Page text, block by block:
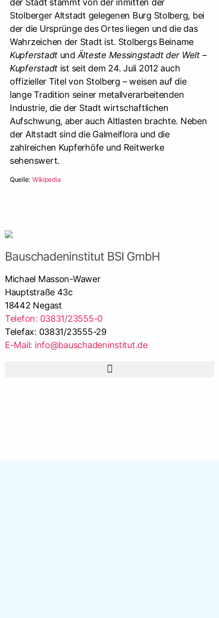
der Stadt stammt von der inmitten der
Stolberger Altstadt gelegenen Burg Stolberg, bei
der die Ursprünge des Ortes liegen und die das
Wahrzeichen der Stadt ist. Stolbergs Beiname
Kupferstadt und Älteste Messingstadt der Welt–
Kupferstadt ist seit dem 24. Juli 2012 auch
offizieller Titel von Stolberg – weisen auf die
lange Tradition seiner metallverarbeitenden
Industrie, die der Stadt wirtschaftlichen
Aufschwung, aber auch Altlasten brachte. Neben
der Altstadt sind die Galmeiflora und die
zahlreichen Kupferhöfe und Reitwerke
sehenswert.
Quelle: Wikipedia
Bauschadeninstitut BSI GmbH
Michael Masson-Wawer
Hauptstraße 43c
18442 Negast
Telefon: 03831/23555-0
Telefax: 03831/23555-29
E-Mail: info@bauschadeninstitut.de